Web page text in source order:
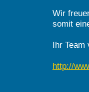
Wir
somit
Ihr Team
http://